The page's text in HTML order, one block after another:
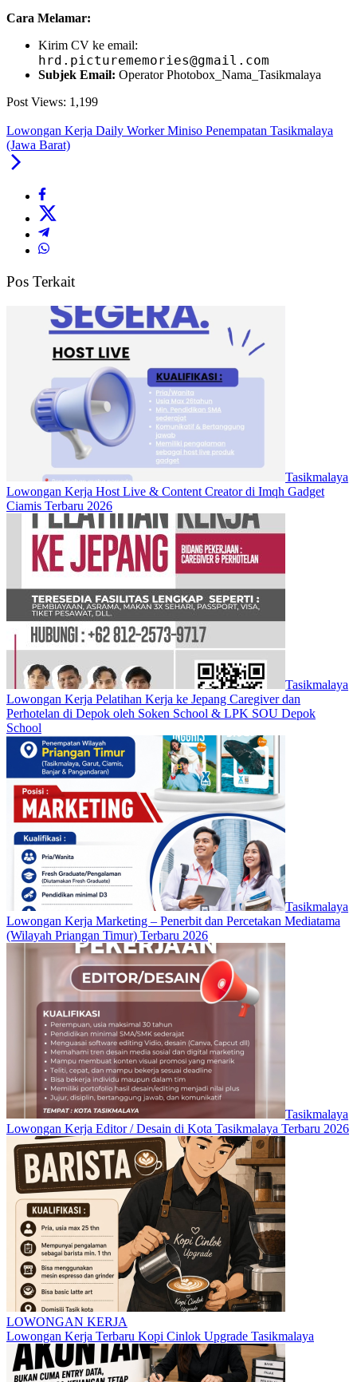
Cara Melamar:
Kirim CV ke email:
hrd.picturememories@gmail.com
Subjek Email: Operator Photobox_Nama_Tasikmalaya
Post Views: 1,199
Lowongan Kerja Daily Worker Miniso Penempatan Tasikmalaya
(Jawa Barat)
Pos Terkait
Tasikmalaya
Lowongan Kerja Host Live & Content Creator di Imqh Gadget
Ciamis Terbaru 2026
Tasikmalaya
Lowongan Kerja Pelatihan Kerja ke Jepang Caregiver dan
Perhotelan di Depok oleh Soken School & LPK SOU Depok
School
Tasikmalaya
Lowongan Kerja Marketing – Penerbit dan Percetakan Mediatama
(Wilayah Priangan Timur) Terbaru 2026
Tasikmalaya
Lowongan Kerja Editor / Desain di Kota Tasikmalaya Terbaru 2026
LOWONGAN KERJA
Lowongan Kerja Terbaru Kopi Cinlok Upgrade Tasikmalaya